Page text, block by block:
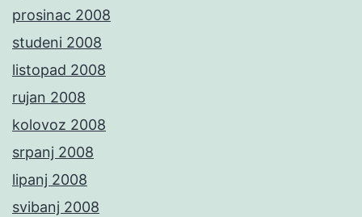
prosinac 2008
studeni 2008
listopad 2008
rujan 2008
kolovoz 2008
srpanj 2008
lipanj 2008
svibanj 2008